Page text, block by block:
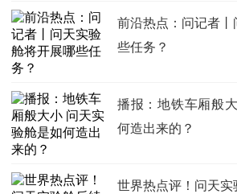
前沿热点：问记者
些任务？
播报：地铁车厢般
何造出来的？
世界热点评！问天